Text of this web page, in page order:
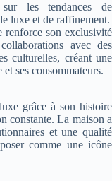
les tendances de
luxe et de raffinement.
renforce son exclusivité
avec des
culturelles, créant une
ses consommateurs.
grâce à son histoire
constante. La maison a
et une qualité
comme une icône